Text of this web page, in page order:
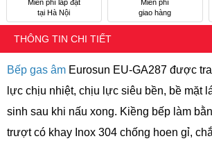
Miễn phí lắp đặt
tại Hà Nội
Miễn phí
giao hàng
THÔNG TIN CHI TIẾT
Bếp gas âm Eurosun EU-GA287 được
lực chịu nhiệt, chịu lực siêu bền, bề mặt
sinh sau khi nấu xong. Kiềng bếp làm
trượt có khay Inox 304 chống hoen gỉ,